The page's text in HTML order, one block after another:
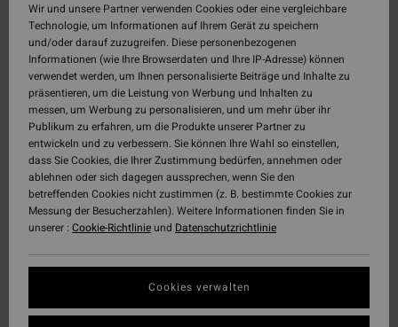
Wir und unsere Partner verwenden Cookies oder eine vergleichbare
Technologie, um Informationen auf Ihrem Gerät zu speichern
und/oder darauf zuzugreifen. Diese personenbezogenen
Informationen (wie Ihre Browserdaten und Ihre IP-Adresse) können
verwendet werden, um Ihnen personalisierte Beiträge und Inhalte zu
präsentieren, um die Leistung von Werbung und Inhalten zu
messen, um Werbung zu personalisieren, und um mehr über ihr
Publikum zu erfahren, um die Produkte unserer Partner zu
entwickeln und zu verbessern. Sie können Ihre Wahl so einstellen,
dass Sie Cookies, die Ihrer Zustimmung bedürfen, annehmen oder
ablehnen oder sich dagegen aussprechen, wenn Sie den
betreffenden Cookies nicht zustimmen (z. B. bestimmte Cookies zur
Messung der Besucherzahlen). Weitere Informationen finden Sie in
unserer : Cookie-Richtlinieund Datenschutzrichtlinie
Cookies verwalten